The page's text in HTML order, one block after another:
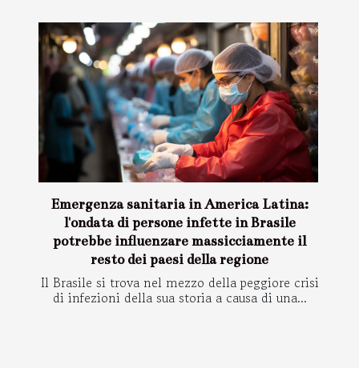
Emergenza sanitaria in America Latina:
l'ondata di persone infette in Brasile
potrebbe influenzare massicciamente il
resto dei paesi della regione
Il Brasile si trova nel mezzo della peggiore crisi
di infezioni della sua storia a causa di una...